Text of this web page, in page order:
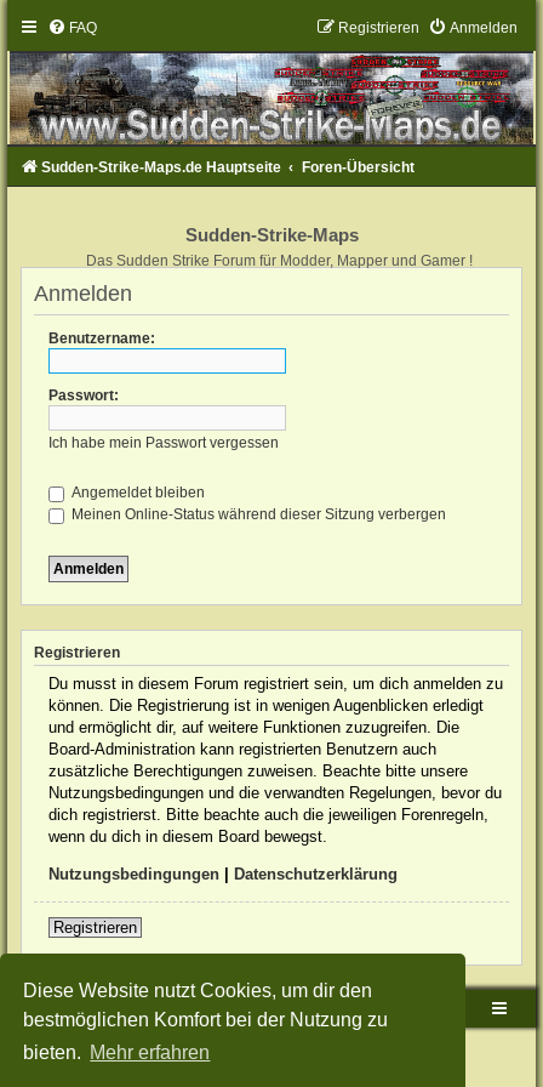
Diese Website nutzt Cookies, um dir den
bestmöglichen Komfort bei der Nutzung zu
bieten. Mehr erfahren
FAQ Anmelden
Registrieren
Sudden-Strike-Maps.de Hauptseite Foren-Übersicht
Sudden-Strike-Maps
Das Sudden Strike Forum für Modder, Mapper und Gamer !
Anmelden
Benutzername:
Passwort:
Ich habe mein Passwort vergessen
Angemeldet bleiben
Meinen Online-Status während dieser Sitzung verbergen
Registrieren
Du musst in diesem Forum registriert sein, um dich anmelden zu
können. Die Registrierung ist in wenigen Augenblicken erledigt
und ermöglicht dir, auf weitere Funktionen zuzugreifen. Die
Board-Administration kann registrierten Benutzern auch
zusätzliche Berechtigungen zuweisen. Beachte bitte unsere
Nutzungsbedingungen und die verwandten Regelungen, bevor du
dich registrierst. Bitte beachte auch die jeweiligen Forenregeln,
wenn du dich in diesem Board bewegst.
Nutzungsbedingungen Datenschutzerklärung
Registrieren
Sudden-Strike-Maps.de Hauptseite Foren-Übersicht
Powered byphpBB® Forum Software © phpBB Limited